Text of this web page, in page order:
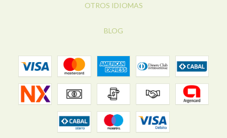
OTROS IDIOMAS
BLOG